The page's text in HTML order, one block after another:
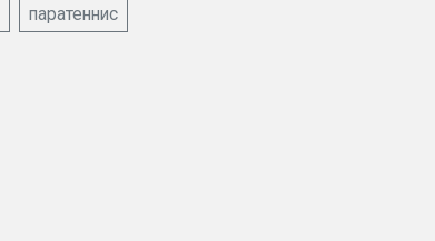
паратеннис